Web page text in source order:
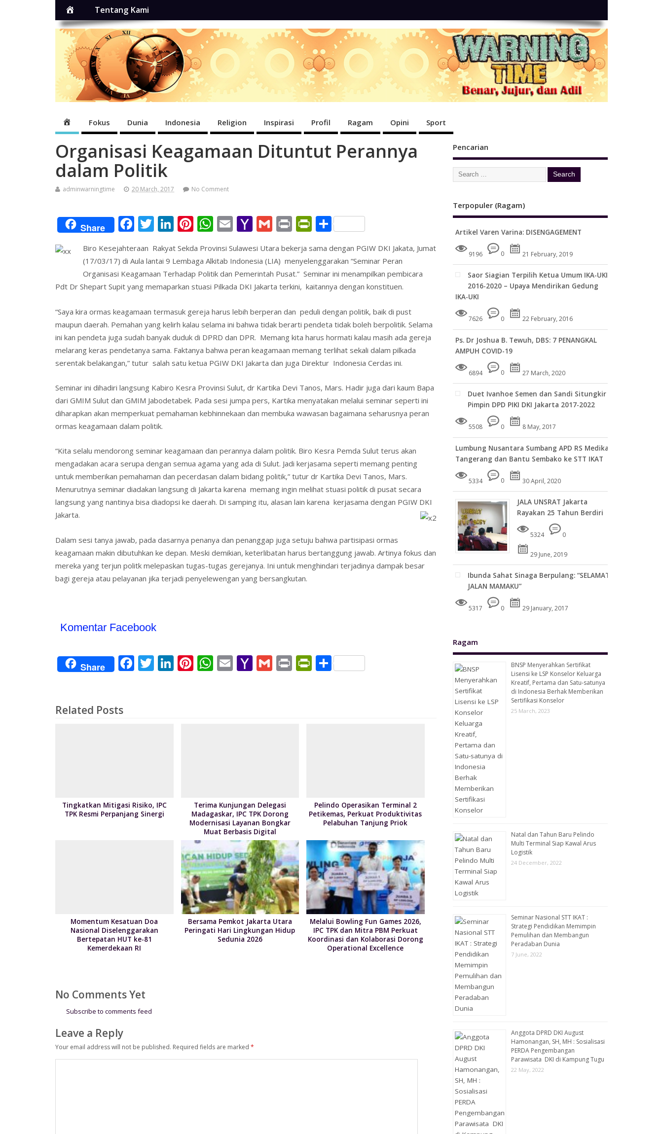
HomeTentang Kami
HomeFokus Dunia Indonesia Religion Inspirasi Profil Ragam Opini Sport
Organisasi Keagamaan Dituntut Perannya
dalam Politik
adminwarningtime 20 March, 2017 No Comment
Share F
e
b
o
k
T
itt
er
Li
k
e
dI
Pi
er
e
st
W
at
s
A
p
E
ai
l
Y
h
o
o
ai
l
G
ai
l
Pr
t
Pr
tF
ri
e
dl
y
S
ar
e
Biro Kesejahteraan Rakyat Sekda Provinsi Sulawesi Utara bekerja sama dengan PGIW DKI Jakata, Jumat
(17/03/17) di Aula lantai 9 Lembaga Alkitab Indonesia (LIA) menyelenggarakan “Seminar Peran
Organisasi Keagamaan Terhadap Politik dan Pemerintah Pusat.” Seminar ini menampilkan pembicara
Pdt Dr Shepart Supit yang memaparkan stuasi Pilkada DKI Jakarta terkini, kaitannya dengan konstituen.
“Saya kira ormas keagamaan termasuk gereja harus lebih berperan dan peduli dengan politik, baik di pust
maupun daerah. Pemahan yang kelirh kalau selama ini bahwa tidak berarti pendeta tidak boleh berpolitik. Selama
ini kan pendeta juga sudah banyak duduk di DPRD dan DPR. Memang kita harus hormati kalau masih ada gereja
melarang keras pendetanya sama. Faktanya bahwa peran keagamaan memang terlihat sekali dalam pilkada
serentak belakangan,” tutur salah satu ketua PGIW DKI Jakarta dan juga Direktur Indonesia Cerdas ini.
Seminar ini dihadiri langsung Kabiro Kesra Provinsi Sulut, dr Kartika Devi Tanos, Mars. Hadir juga dari kaum Bapa
dari GMIM Sulut dan GMIM Jabodetabek. Pada sesi jumpa pers, Kartika menyatakan melalui seminar seperti ini
diharapkan akan memperkuat pemahaman kebhinnekaan dan membuka wawasan bagaimana seharusnya peran
ormas keagamaan dalam politik.
“Kita selalu mendorong seminar keagamaan dan perannya dalam politik. Biro Kesra Pemda Sulut terus akan
mengadakan acara serupa dengan semua agama yang ada di Sulut. Jadi kerjasama seperti memang penting
untuk memberikan pemahaman dan pecerdasan dalam bidang politik,” tutur dr Kartika Devi Tanos, Mars.
Menurutnya seminar diadakan langsung di Jakarta karena memang ingin melihat stuasi politik di pusat secara
langsung yang nantinya bisa diadopsi ke daerah. Di samping itu, alasan lain karena kerjasama dengan PGIW DKI
Jakarta.
Dalam sesi tanya jawab, pada dasarnya penanya dan penanggap juga setuju bahwa partisipasi ormas
keagamaan makin dibutuhkan ke depan. Meski demikian, keterlibatan harus bertanggung jawab. Artinya fokus dan
mereka yang terjun politk melepaskan tugas-tugas gerejanya. Ini untuk menghindari terjadinya dampak besar
bagi gereja atau pelayanan jika terjadi penyelewengan yang bersangkutan.
Komentar Facebook
Share F T Li Pi W E Y G Pr Pr S
Related Posts
Tingkatkan Mitigasi Risiko, IPC
TPK Resmi Perpanjang Sinergi
Terima Kunjungan Delegasi
Madagaskar, IPC TPK Dorong
Modernisasi Layanan Bongkar
Muat Berbasis Digital
Pelindo Operasikan Terminal 2
Petikemas, Perkuat Produktivitas
Pelabuhan Tanjung Priok
Momentum Kesatuan Doa
Nasional Diselenggarakan
Bertepatan HUT ke-81
Kemerdekaan RI
Bersama Pemkot Jakarta Utara
Peringati Hari Lingkungan Hidup
Sedunia 2026
Melalui Bowling Fun Games 2026,
IPC TPK dan Mitra PBM Perkuat
Koordinasi dan Kolaborasi Dorong
Operational Excellence
No Comments Yet
Subscribe to comments feed
Leave a Reply
Your email address will not be published. Required fields are marked *
Pencarian
Terpopuler (Ragam)
Artikel Varen Varina: DISENGAGEMENT
9196 0 21 February, 2019
Saor Siagian Terpilih Ketua Umum IKA-UKI
2016-2020 – Upaya Mendirikan Gedung
IKA-UKI
7626 0 22 February, 2016
Ps. Dr Joshua B. Tewuh, DBS: 7 PENANGKAL
AMPUH COVID-19
6894 0 27 March, 2020
Duet Ivanhoe Semen dan Sandi Situngkir
Pimpin DPD PIKI DKI Jakarta 2017-2022
5508 0 8 May, 2017
Lumbung Nusantara Sumbang APD RS Medika
Tangerang dan Bantu Sembako ke STT IKAT
5334 0 30 April, 2020
JALA UNSRAT Jakarta
Rayakan 25 Tahun Berdiri
5324 0
29 June, 2019
Ibunda Sahat Sinaga Berpulang: “SELAMAT
JALAN MAMAKU”
5317 0 29 January, 2017
Ragam
BNSP Menyerahkan Sertifikat
Lisensi ke LSP Konselor Keluarga
Kreatif, Pertama dan Satu-satunya
di Indonesia Berhak Memberikan
Sertifikasi Konselor
25 March, 2023
Natal dan Tahun Baru Pelindo
Multi Terminal Siap Kawal Arus
Logistik
24 December, 2022
Seminar Nasional STT IKAT :
Strategi Pendidikan Memimpin
Pemulihan dan Membangun
Peradaban Dunia
7 June, 2022
Anggota DPRD DKI August
Hamonangan, SH, MH : Sosialisasi
PERDA Pengembangan
Parawisata DKI di Kampung Tugu
22 May, 2022